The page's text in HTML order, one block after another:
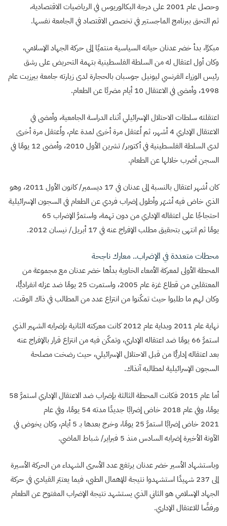
وحصل عام 2001 على درجة البكالوريوس في الرياضيات الاقتصادية،
ثم التحق ببرنامج الماجستير في تخصص الاقتصاد في الجامعة نفسها.
مبكرًا، بدأ خضر عدنان حياته السياسية منتميًا إلى حركة الجهاد الإسلامي،
وكان أول اعتقال له من السلطة الفلسطينية بتهمة التحريض على رشق
رئيس الوزراء الفرنسي ليونيل جوسبان بالحجارة لدى زيارته جامعة بيرزيت عام
1998، وأمضى في الاعتقال 10 أيام مضربًا عن الطعام.
اعتقلته سلطات الاحتلال الإسرائيلي أثناء الدراسة الجامعية، وأمضى في
الاعتقال الإداري 4 أشهر، ثم اُعتقل مرة أخرى لمدة عام، واُعتقل مرة أخرى
لدى السلطة الفلسطينية في أكتوبر/ تشرين الأول 2010، وأمضى 12 يومًا في
السجن أضرب خلالها عن الطعام.
كان أشهر اعتقال بالنسبة إلى عدنان في 17 ديسمبر/ كانون الأول 2011، وهو
الذي خاض فيه أشهَر وأطول إضراب فردي عن الطعام في السجون الإسرائيلية
احتجاجًا على اعتقاله الإداري من دون تهمة، واستمرَّ الإضراب 65
يومًا ثم انتهى بتحقيق مطلب الإفراج عنه في 17 أبريل/ نيسان 2012.
محطات متعددة في الإضراب.. معارك ناجحة
المحطة الأولى لمعركة الأمعاء الخاوية بدأها خضر عدنان مع مجموعة من
المعتقلين من قطاع غزة عام 2005، واستمرت 25 يومًا ضد عزله انفراديًّا،
وكان لهم ما طلبوا حيث تمكّنوا من انتزاع عدد من المطالب في ذاك الوقت.
نهاية عام 2011 وبداية عام 2012 كانت معركته الثانية بإضرابه الشهير الذي
استمرَّ 66 يومًا ضد اعتقاله الإداري، وتمكّن فيه من انتزاع قرار بالإفراج عنه
بعد اعتقاله إداريًّا من قبل الاحتلال الإسرائيلي، حيث رضخت مصلحة
السجون الإسرائيلية لمطالبه آنذاك.
أما عام 2015 فكانت المحطة الثالثة بإضراب ضد الاعتقال الإداري استمرَّ 58
يومًا، وفي عام 2018 خاض إضرابًا جديدًا مدته 54 يومًا، وفي عام
2021 خاض إضرابًا استمرَّ 25 يومًا، وخرج بعدها بـ 5 أيام، وكان يخوض في
الآونة الأخيرة إضرابه السادس منذ 5 فبراير/ شباط الماضي.
وباستشهاد الأسير خضر عدنان يرتفع عدد الأسرى الشهداء من الحركة الأسيرة
إلى 237 شهيدًا استشهدوا نتيجة للإهمال الطبي، فيما يعتبَر القيادي في حركة
الجهاد الإسلامي هو الثاني الذي يستشهد نتيجة الإضراب المفتوح عن الطعام
ورفضًا للاعتقال الإداري.